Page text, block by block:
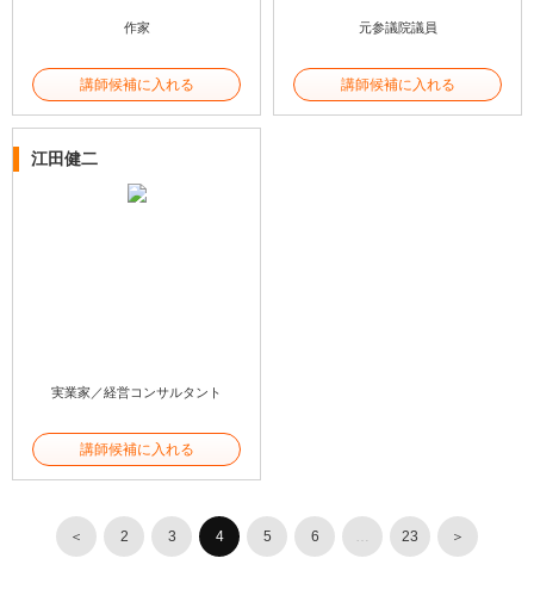
作家
講師候補に入れる
元参議院議員
講師候補に入れる
江田健二
実業家／経営コンサルタント
講師候補に入れる
＜ 2 3 4 5 6 23 ＞